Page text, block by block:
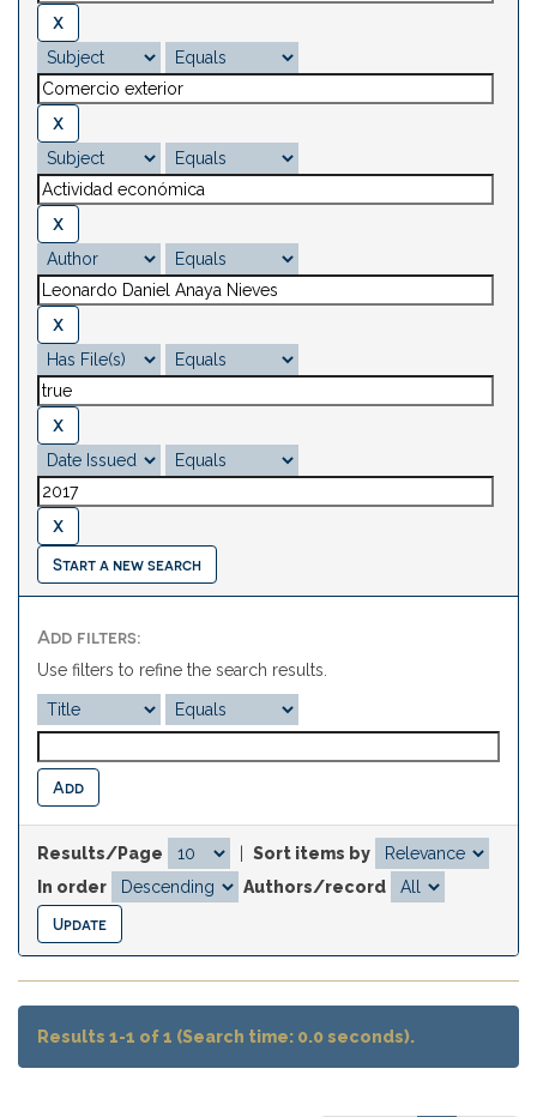
Start a new search
Add filters:
Use filters to refine the search results.
Results/Page
Sort items by
In order
Authors/record
Results 1-1 of 1 (Search time: 0.0 seconds).